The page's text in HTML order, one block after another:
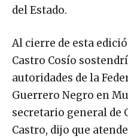
del Estado.
Al cierre de esta
Castro Cosío
autoridades de la
Guerrero Negro en
secretario general de
Castro, dijo que